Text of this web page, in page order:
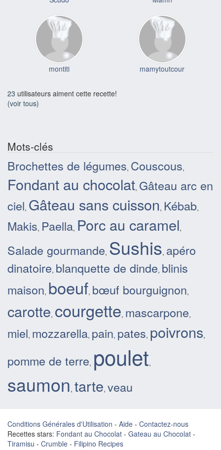
montiti mamytoutcour
23 utilisateurs aiment cette recette!
(voir tous)
Mots-clés
Brochettes de légumes, Couscous,
Fondant au chocolat, Gâteau arc en
ciel, Gâteau sans cuisson, Kébab,
Makis, Paella, Porc au caramel,
Salade gourmande, Sushis, apéro
dinatoire, blanquette de dinde, blinis
maison, boeuf, bœuf bourguignon,
carotte, courgette, mascarpone,
miel, mozzarella, pain, pates, poivrons,
pomme de terre, poulet,
saumon, tarte, veau
Conditions Générales d'Utilisation - Aide - Contactez-nous
Recettes stars: Fondant au Chocolat - Gateau au Chocolat -
Tiramisu - Crumble - Filipino Recipes